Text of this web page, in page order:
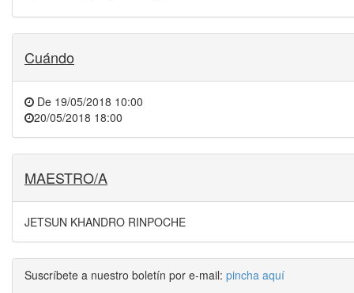
Cuándo
De 19/05/2018 10:00
20/05/2018 18:00
MAESTRO/A
JETSUN KHANDRO RINPOCHE
Suscríbete a nuestro boletín por e-mail: pincha aquí